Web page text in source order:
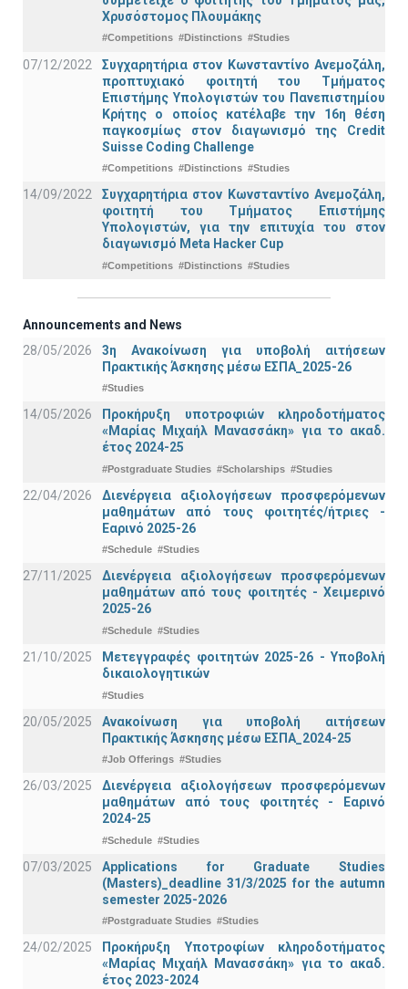
Χρυσόστομος Πλουμάκης
#Competitions #Distinctions #Studies
07/12/2022
Συγχαρητήρια στον Κωνσταντίνο Ανεμοζάλη,
προπτυχιακό φοιτητή του Τμήματος
Επιστήμης Υπολογιστών του Πανεπιστημίου
Κρήτης ο οποίος κατέλαβε την 16η θέση
παγκοσμίως στον διαγωνισμό της Credit
Suisse Coding Challenge
#Competitions #Distinctions #Studies
14/09/2022
Συγχαρητήρια στον Κωνσταντίνο Ανεμοζάλη,
φοιτητή του Τμήματος Επιστήμης
Υπολογιστών, για την επιτυχία του στον
διαγωνισμό Meta Hacker Cup
#Competitions #Distinctions #Studies
Announcements and News
28/05/2026
3η Ανακοίνωση για υποβολή αιτήσεων
Πρακτικής Άσκησης μέσω ΕΣΠΑ_2025-26
#Studies
14/05/2026
Προκήρυξη υποτροφιών κληροδοτήματος
«Μαρίας Μιχαήλ Μανασσάκη» για το ακαδ.
έτος 2024-25
#Postgraduate Studies #Scholarships #Studies
22/04/2026
Διενέργεια αξιολογήσεων προσφερόμενων
μαθημάτων από τους φοιτητές/ήτριες -
Εαρινό 2025-26
#Schedule #Studies
27/11/2025
Διενέργεια αξιολογήσεων προσφερόμενων
μαθημάτων από τους φοιτητές - Χειμερινό
2025-26
#Schedule #Studies
21/10/2025
Μετεγγραφές φοιτητών 2025-26 - Υποβολή
δικαιολογητικών
#Studies
20/05/2025
Ανακοίνωση για υποβολή αιτήσεων
Πρακτικής Άσκησης μέσω ΕΣΠΑ_2024-25
#Job Offerings #Studies
26/03/2025
Διενέργεια αξιολογήσεων προσφερόμενων
μαθημάτων από τους φοιτητές - Εαρινό
2024-25
#Schedule #Studies
07/03/2025
Applications for Graduate Studies
(Masters)_deadline 31/3/2025 for the autumn
semester 2025-2026
#Postgraduate Studies #Studies
24/02/2025
Προκήρυξη Υποτροφίων κληροδοτήματος
«Μαρίας Μιχαήλ Μανασσάκη» για το ακαδ.
έτος 2023-2024